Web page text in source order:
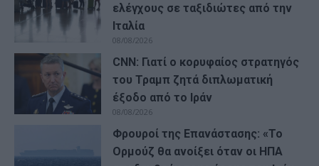
ελέγχους σε ταξιδιώτες από την
Ιταλία
08/08/2026
CNN: Γιατί ο κορυφαίος στρατηγός
του Τραμπ ζητά διπλωματική
έξοδο από το Ιράν
08/08/2026
Φρουροί της Επανάστασης: «Το
Ορμούζ θα ανοίξει όταν οι ΗΠΑ